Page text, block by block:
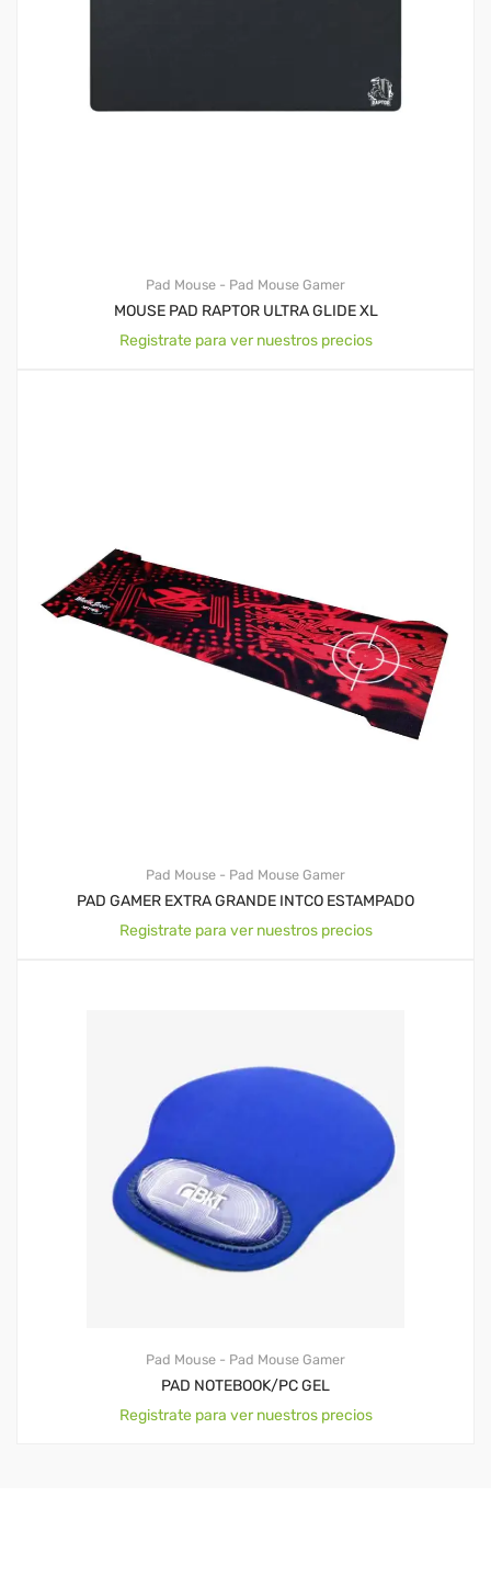
Pad Mouse - Pad Mouse Gamer
MOUSE PAD RAPTOR ULTRA GLIDE XL
Registrate para ver nuestros precios
Pad Mouse - Pad Mouse Gamer
PAD GAMER EXTRA GRANDE INTCO ESTAMPADO
Registrate para ver nuestros precios
Pad Mouse - Pad Mouse Gamer
PAD NOTEBOOK/PC GEL
Registrate para ver nuestros precios